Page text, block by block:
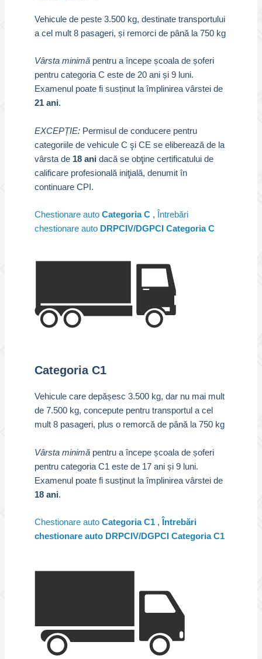
Vehicule de peste 3.500 kg, destinate transportului
a cel mult 8 pasageri, și remorci de până la 750 kg
Vârsta minimăpentru a începe școala de șoferi
pentru categoria C este de 20 ani și 9 luni.
Examenul poate fi susținut la împlinirea vârstei de
21 ani.
EXCEPȚIE:Permisul de conducere pentru
categoriile de vehicule C şi CE se eliberează de la
vârsta de 18 anidacă se obţine certificatului de
calificare profesională iniţială, denumit în
continuare CPI.
Chestionare auto Categoria C, Întrebări
chestionare auto DRPCIV/DGPCI Categoria C
Categoria C1
Vehicule care depășesc 3.500 kg, dar nu mai mult
de 7.500 kg, concepute pentru transportul a cel
mult 8 pasageri, plus o remorcă de până la 750 kg
Vârsta minimăpentru a începe școala de șoferi
pentru categoria C1 este de 17 ani și 9 luni.
Examenul poate fi susținut la împlinirea vârstei de
18 ani.
Chestionare auto Categoria C1,
Întrebări
chestionare auto DRPCIV/DGPCI Categoria C1